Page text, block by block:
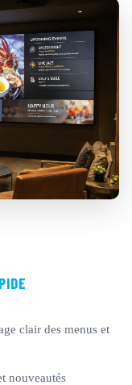
clair des menus et
nouveautés